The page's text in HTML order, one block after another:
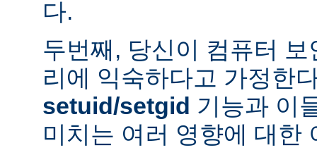
다.
두번째, 당신이 컴퓨터
리에 익숙하다고 가정한
setuid/setgid 기능과 이
미치는 여러 영향에 대한